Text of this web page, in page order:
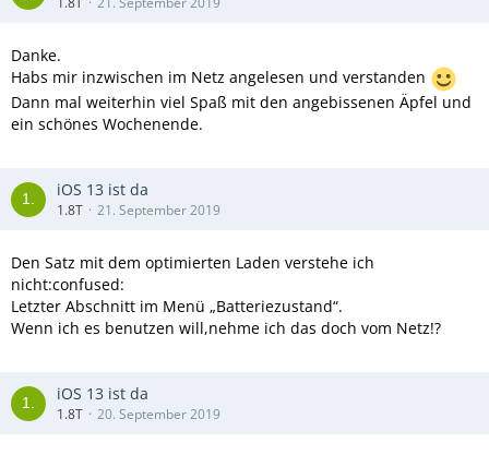
Danke.
Habs mir inzwischen im Netz angelesen und verstanden
Dann mal weiterhin viel Spaß mit den angebissenen Äpfel und
ein schönes Wochenende.
iOS 13 ist da
1.8T 21. September 2019
Den Satz mit dem optimierten Laden verstehe ich
nicht:confused:
Letzter Abschnitt im Menü „Batteriezustand“.
Wenn ich es benutzen will,nehme ich das doch vom Netz!?
iOS 13 ist da
1.8T 20. September 2019